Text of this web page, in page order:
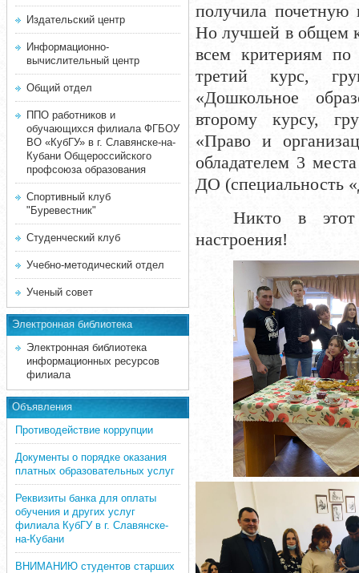
Издательский центр
Информационно-
вычислительный центр
Общий отдел
ППО работников и
обучающихся филиала ФГБОУ
ВО «КубГУ» в г. Славянске-на-
Кубани Общероссийского
профсоюза образования
Спортивный клуб
"Буревестник"
Студенческий клуб
Учебно-методический отдел
Ученый совет
Электронная библиотека
Электронная библиотека
информационных ресурсов
филиала
Объявления
Противодействие коррупции
Документы о порядке оказания
платных образовательных услуг
Реквизиты банка для оплаты
обучения и других услуг
филиала КубГУ в г. Славянске-
на-Кубани
ВНИМАНИЮ студентов старших
получила почетную
Но лучшей в общем
всем критериям
третий курс,
«Дошкольное
второму курсу,
«Право и
обладателем 3
ДО (специальность
Никто в
настроения!